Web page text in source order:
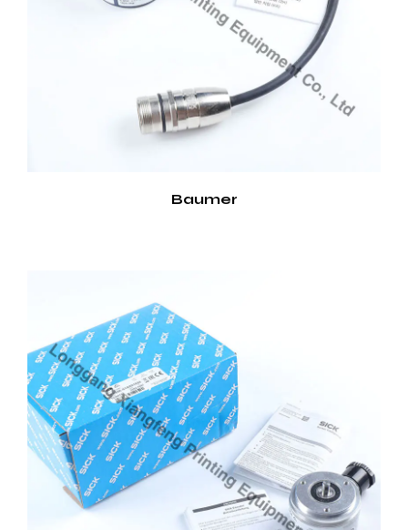
resultados de alta resolución, una interfaz fácil de
usar y capacidades de monitoreo en tiempo real.
Printer Encoder encuentra aplicaciones en diversos
sectores, incluida la impresión comercial, el
embalaje, la impresión de etiquetas y la impresión
buen componente para lograr operaciones de
Baumer